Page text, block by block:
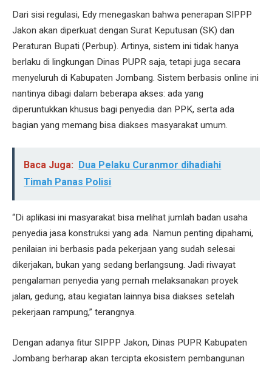
Dari sisi regulasi, Edy menegaskan bahwa penerapan SIPPP
Jakon akan diperkuat dengan Surat Keputusan (SK) dan
Peraturan Bupati (Perbup). Artinya, sistem ini tidak hanya
berlaku di lingkungan Dinas PUPR saja, tetapi juga secara
menyeluruh di Kabupaten Jombang. Sistem berbasis online ini
nantinya dibagi dalam beberapa akses: ada yang
diperuntukkan khusus bagi penyedia dan PPK, serta ada
bagian yang memang bisa diakses masyarakat umum.
Baca Juga:
Dua Pelaku Curanmor dihadiahi
Timah Panas Polisi
“Di aplikasi ini masyarakat bisa melihat jumlah badan usaha
penyedia jasa konstruksi yang ada. Namun penting dipahami,
penilaian ini berbasis pada pekerjaan yang sudah selesai
dikerjakan, bukan yang sedang berlangsung. Jadi riwayat
pengalaman penyedia yang pernah melaksanakan proyek
jalan, gedung, atau kegiatan lainnya bisa diakses setelah
pekerjaan rampung,” terangnya.
Dengan adanya fitur SIPPP Jakon, Dinas PUPR Kabupaten
Jombang berharap akan tercipta ekosistem pembangunan